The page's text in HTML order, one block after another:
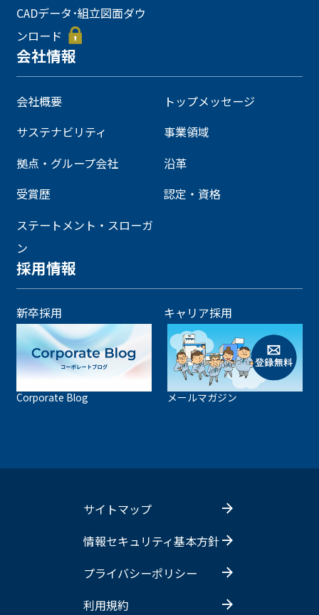
CADデータ･組立図面ダウ
ンロード
会社情報
会社概要
トップメッセージ
サステナビリティ
事業領域
拠点・グループ会社
沿革
受賞歴
認定・資格
ステートメント・スローガ
ン
採用情報
新卒採用 キャリア採用
Corporate Blog メールマガジン
サイトマップ
情報セキュリティ基本方針
プライバシーポリシー
利用規約